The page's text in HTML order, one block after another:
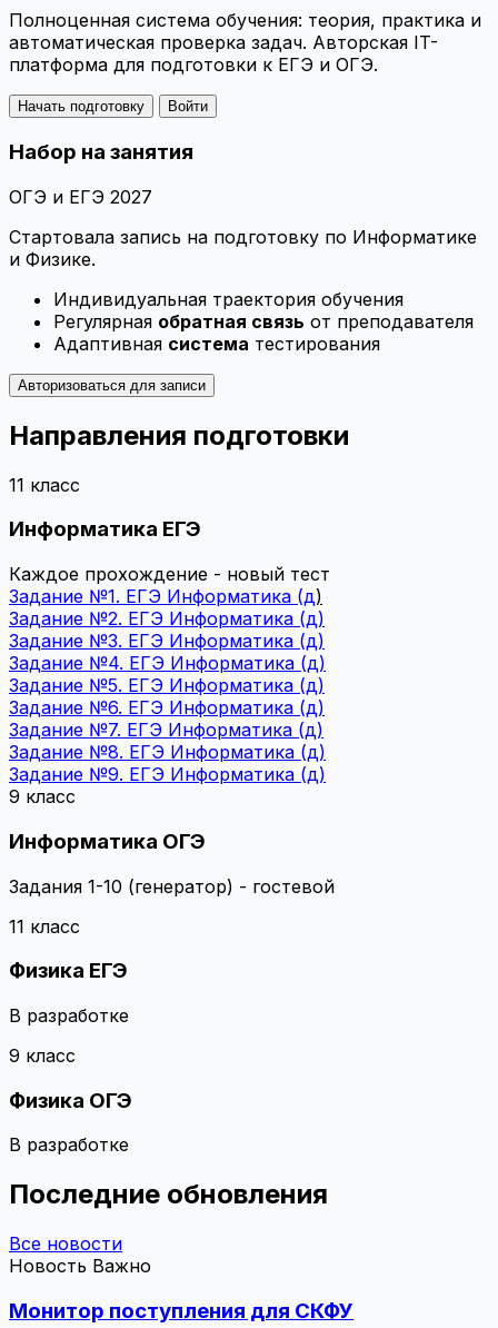
Полноценная система обучения: теория, практика и
автоматическая проверка задач. Авторская IT-
платформа для подготовки к ЕГЭ и ОГЭ.
Начать подготовку Войти
Набор на занятия
ОГЭ и ЕГЭ 2027
Стартовала запись на подготовку по Информатике
и Физике.
Индивидуальная траектория обучения
Регулярная обратная связь от преподавателя
Адаптивная система тестирования
Авторизоваться для записи
Направления подготовки
11 класс
Информатика ЕГЭ
Каждое прохождение - новый тест
Задание №1. ЕГЭ Информатика (д)
Задание №2. ЕГЭ Информатика (д)
Задание №3. ЕГЭ Информатика (д)
Задание №4. ЕГЭ Информатика (д)
Задание №5. ЕГЭ Информатика (д)
Задание №6. ЕГЭ Информатика (д)
Задание №7. ЕГЭ Информатика (д)
Задание №8. ЕГЭ Информатика (д)
Задание №9. ЕГЭ Информатика (д)
9 класс
Информатика ОГЭ
Задания 1-10 (генератор) - гостевой
11 класс
Физика ЕГЭ
В разработке
9 класс
Физика ОГЭ
В разработке
Последние обновления
Все новости
Новость Важно
Монитор поступления для СКФУ